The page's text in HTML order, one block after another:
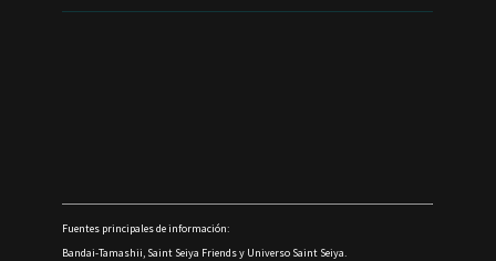
Fuentes principales de información:
Bandai-Tamashii, Saint Seiya Friends y Universo Saint Seiya.